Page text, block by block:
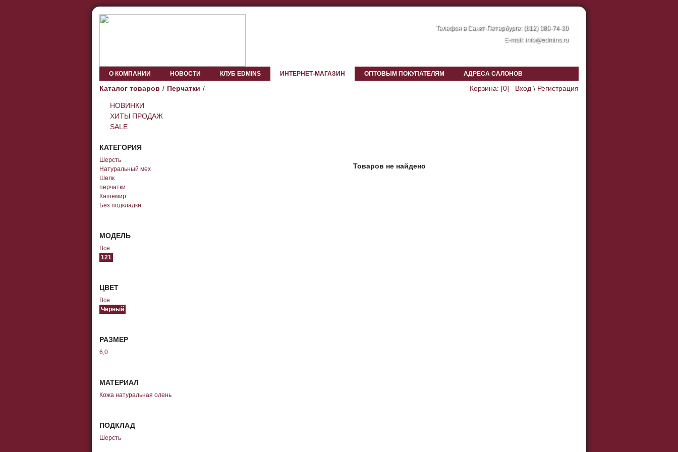
Телефон в Санкт-Петербурге: (812) 380-74-30
E-mail: info@edmins.ru
О КОМПАНИИ НОВОСТИ КЛУБ EDMINS ИНТЕРНЕТ-МАГАЗИН ОПТОВЫМ ПОКУПАТЕЛЯМ АДРЕСА САЛОНОВ
Корзина: [0] Вход \ Регистрация
Каталог товаров Перчатки
НОВИНКИ
ХИТЫ ПРОДАЖ
SALE
КАТЕГОРИЯ
Шерсть
Натуральный мех
Шелк
перчатки
Кашемир
Без подкладки
МОДЕЛЬ
Все
121
ЦВЕТ
Все
Черный
РАЗМЕР
6,0
МАТЕРИАЛ
Кожа натуральная олень
ПОДКЛАД
Шерсть
Товаров не найдено